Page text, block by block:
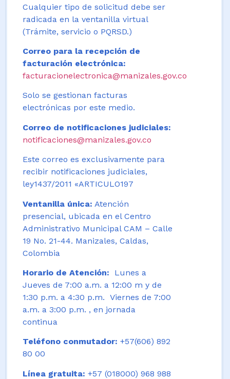
Cualquier tipo de solicitud debe ser
radicada en la ventanilla virtual
(Trámite, servicio o PQRSD.)
Correo para la recepción de
facturación electrónica:
facturacionelectronica@manizales.gov.co
Solo se gestionan facturas
electrónicas por este medio.
Correo de notificaciones judiciales:
notificaciones@manizales.gov.co
Este correo es exclusivamente para
recibir notificaciones judiciales,
ley1437/2011 «ARTICULO197
Ventanilla única: Atención
presencial, ubicada en el Centro
Administrativo Municipal CAM – Calle
19 No. 21-44. Manizales, Caldas,
Colombia
Horario de Atención:
Lunes a
Jueves de 7:00 a.m. a 12:00 m y de
1:30 p.m. a 4:30 p.m. Viernes de 7:00
a.m. a 3:00 p.m. , en jornada
continua
Teléfono conmutador: +57(606) 892
80 00
Línea gratuita: +57 (018000) 968 988